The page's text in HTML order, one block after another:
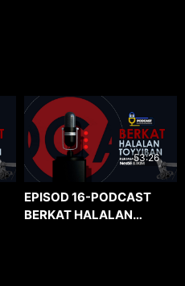
53:26
EPISOD 16-PODCAST
BERKAT HALALAN